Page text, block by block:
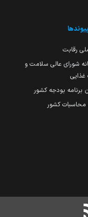
رقابت
شورای عالی سلامت و
غذایی
برنامه بودجه کشور
محاسبات کشور